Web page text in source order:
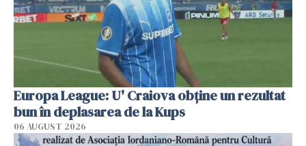
Europa League: U' Craiova obține un rezultat
bun în deplasarea de la Kups
06 AUGUST 2026